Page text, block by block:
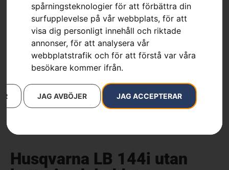
spårningsteknologier för att förbättra din
surfupplevelse på vår webbplats, för att
visa dig personligt innehåll och riktade
annonser, för att analysera vår
webbplatstrafik och för att förstå var våra
besökare kommer ifrån.
JAG ACCEPTERAR
JAG AVBÖJER
Husqvarna LB 144i utan